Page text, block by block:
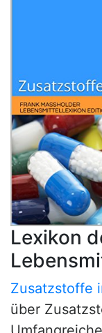
Lexikon
Zusatzstoffe
über